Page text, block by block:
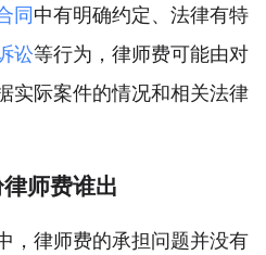
同 中有明确约定、法律有特
讼等行为，律师费可能由对
实际案件的情况和相关法律
师费谁出
，律师费的承担问题并没有